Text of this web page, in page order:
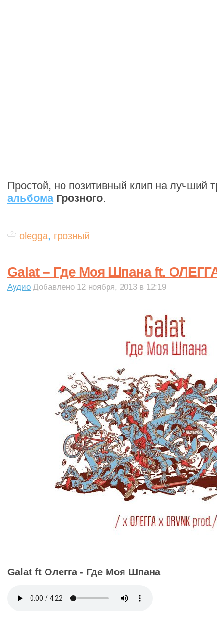
Простой, но позитивный клип на лучший
альбома Грозного.
olegga, грозный
Galat – Где Моя Шпана ft.
Аудио Добавлено 12 ноября, 2013 в 12:19
Galat ft Олегга - Где Моя Шпана